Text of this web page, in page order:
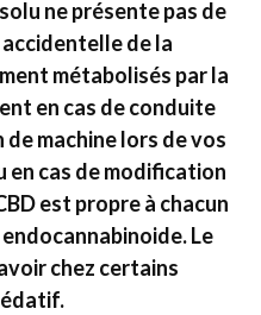
ne présente pas de
de la
métabolisés par la
en cas de conduite
machine lors de vos
en cas de modification
est propre à chacun
Le
chez certains